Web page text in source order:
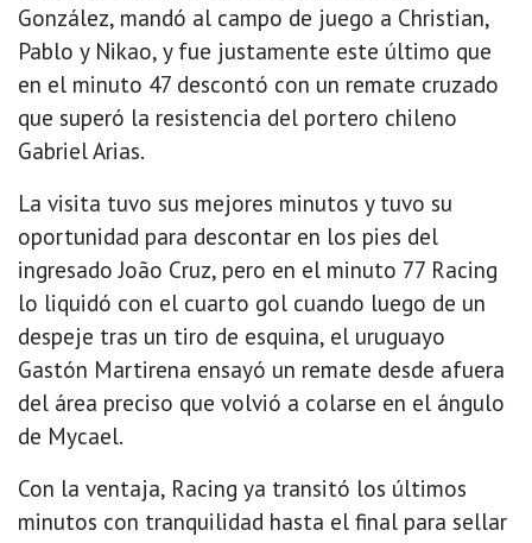
González, mandó al campo de juego a Christian,
Pablo y Nikao, y fue justamente este último que
en el minuto 47 descontó con un remate cruzado
que superó la resistencia del portero chileno
Gabriel Arias.
La visita tuvo sus mejores minutos y tuvo su
oportunidad para descontar en los pies del
ingresado João Cruz, pero en el minuto 77 Racing
lo liquidó con el cuarto gol cuando luego de un
despeje tras un tiro de esquina, el uruguayo
Gastón Martirena ensayó un remate desde afuera
del área preciso que volvió a colarse en el ángulo
de Mycael.
Con la ventaja, Racing ya transitó los últimos
minutos con tranquilidad hasta el final para sellar